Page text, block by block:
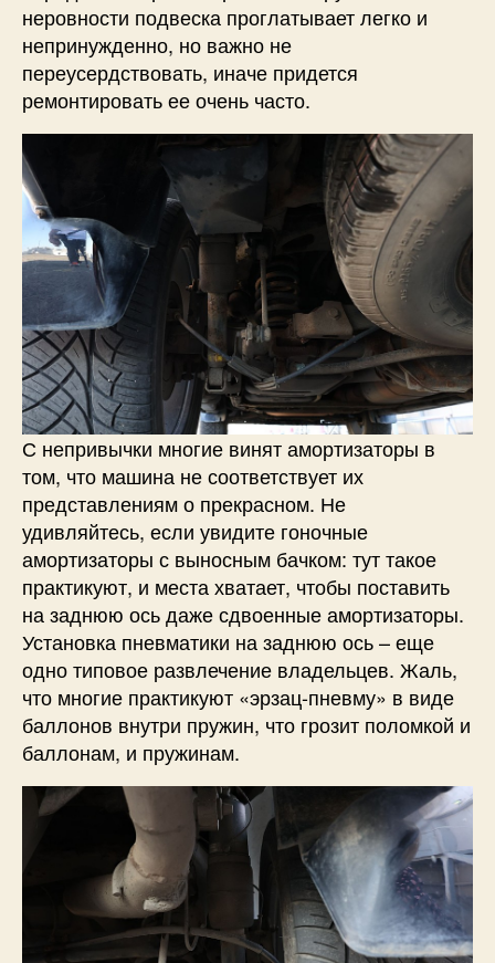
неровности подвеска проглатывает легко и
непринужденно, но важно не
переусердствовать, иначе придется
ремонтировать ее очень часто.
С непривычки многие винят амортизаторы в
том, что машина не соответствует их
представлениям о прекрасном. Не
удивляйтесь, если увидите гоночные
амортизаторы с выносным бачком: тут такое
практикуют, и места хватает, чтобы поставить
на заднюю ось даже сдвоенные амортизаторы.
Установка пневматики на заднюю ось – еще
одно типовое развлечение владельцев. Жаль,
что многие практикуют «эрзац-пневму» в виде
баллонов внутри пружин, что грозит поломкой и
баллонам, и пружинам.